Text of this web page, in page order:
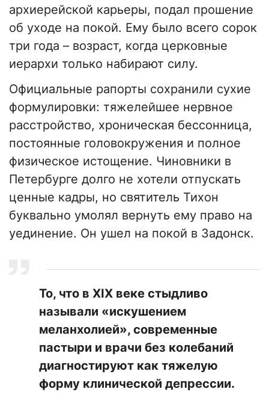
архиерейской карьеры, подал прошение
об уходе на покой. Ему было всего сорок
три года – возраст, когда церковные
иерархи только набирают силу.
​Официальные рапорты сохранили сухие
формулировки: тяжелейшее нервное
расстройство, хроническая бессонница,
постоянные головокружения и полное
физическое истощение. Чиновники в
Петербурге долго не хотели отпускать
ценные кадры, но святитель Тихон
буквально умолял вернуть ему право на
уединение. Он ушел на покой в Задонск.
​То, что в XIX веке стыдливо
называли «искушением
меланхолией», современные
пастыри и врачи без колебаний
диагностируют как тяжелую
форму клинической депрессии.